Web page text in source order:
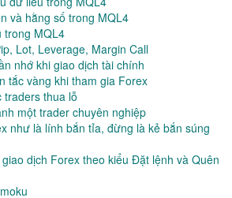
và hằng số trong MQL4
trong MQL4
Lot, Leverage, Margin Call
nhớ khi giao dịch tài chính
tắc vàng khi tham gia Forex
traders thua lỗ
một trader chuyên nghiệp
như là lính bắn tỉa, đừng là kẻ bắn súng
dịch Forex theo kiểu Đặt lệnh và Quên